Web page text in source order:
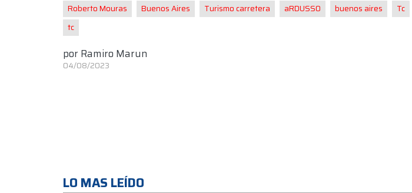
Roberto Mouras
Buenos Aires Turismo carretera aRDUSSO buenos aires Tc
tc
por Ramiro Marun
04/08/2023
LO MAS LEÍDO